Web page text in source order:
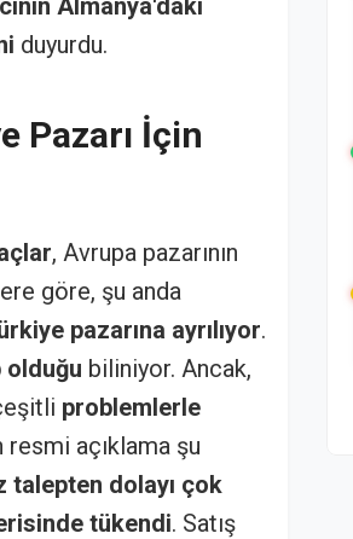
Almanya'daki
duyurdu.
Pazarı İçin
, Avrupa pazarının
göre, şu anda
pazarına ayrılıyor.
olduğu biliniyor. Ancak,
problemlerle
açıklama şu
talepten dolayı çok
tükendi. Satış